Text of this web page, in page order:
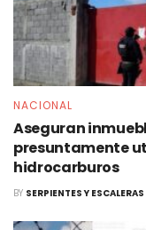
NACIONAL
Aseguran
presuntamente
hidrocarburos
BY SERPIENTES Y ESCALERAS